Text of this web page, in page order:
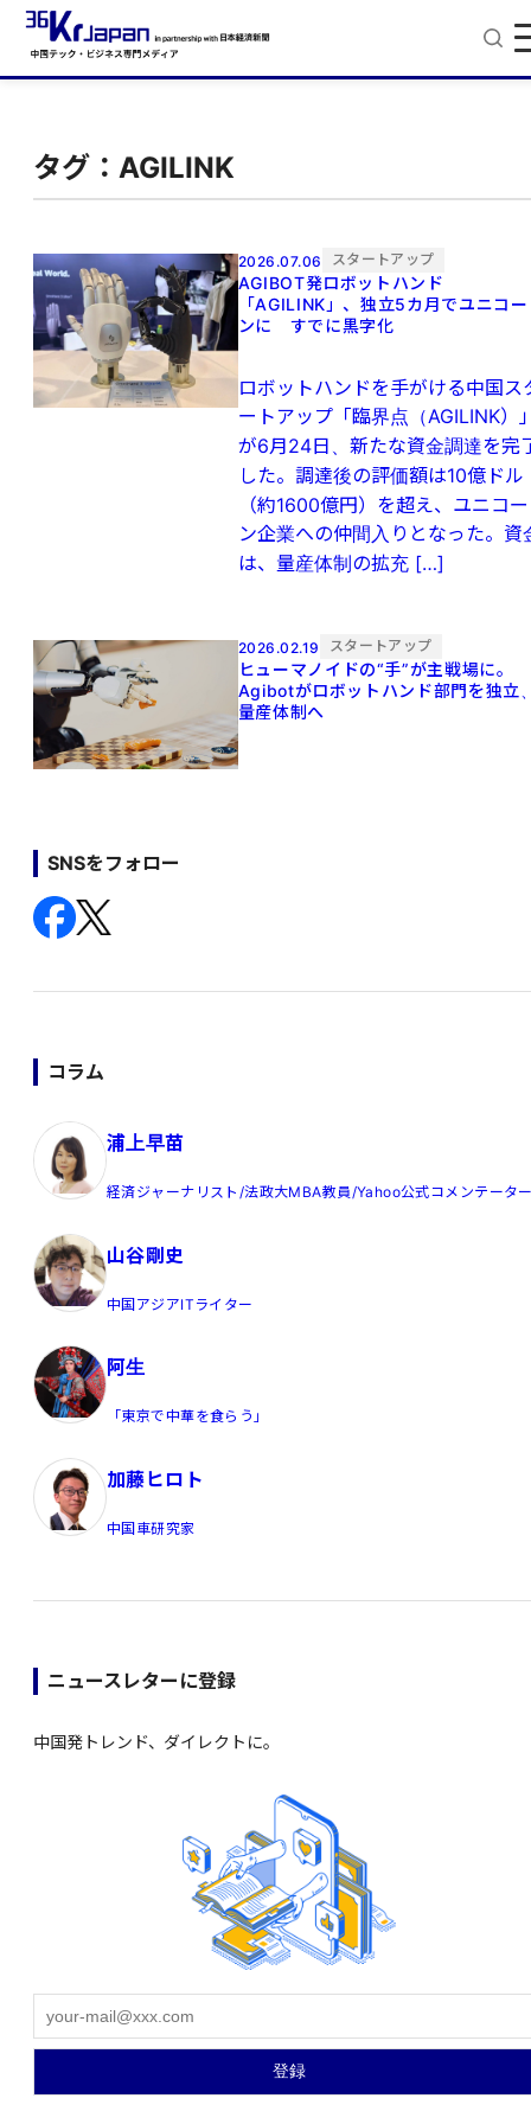
タグ：AGILINK
2026.07.06 スタートアップ
AGIBOT発ロボットハンド
「AGILINK」、独立5カ月でユニコー
ンに すでに黒字化
ロボットハンドを手がける中国ス
ートアップ「臨界点（AGILINK）
が6月24日、新たな資金調達を完
した。調達後の評価額は10億ドル
（約1600億円）を超え、ユニコー
ン企業への仲間入りとなった。資
は、量産体制の拡充 […]
2026.02.19 スタートアップ
ヒューマノイドの“手”が主戦場に。
Agibotがロボットハンド部門を独立
量産体制へ
SNSをフォロー
コラム
浦上早苗
経済ジャーナリスト/法政大MBA教員/Yahoo公式コメンテータ
山谷剛史
中国アジアITライター
阿生
「東京で中華を食らう」
加藤ヒロト
中国車研究家
ニュースレターに登録
中国発トレンド、ダイレクトに。